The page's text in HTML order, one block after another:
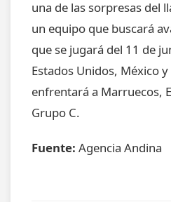
una de las sorpresas del
un equipo que buscará
que se jugará del 11 de
Estados Unidos, México
enfrentará a Marruecos,
Grupo C.
Fuente: Agencia Andina